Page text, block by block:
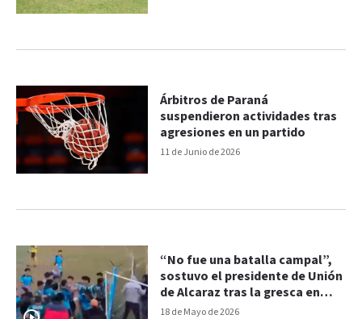
11 de Junio de 2026
Árbitros de Paraná
suspendieron actividades tras
agresiones en un partido
18 de Mayo de 2026
“No fue una batalla campal”,
sostuvo el presidente de Unión
de Alcaraz tras la gresca en
Paraná Campaña: video